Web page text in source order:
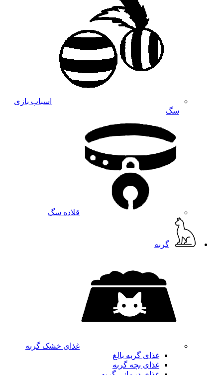
اسباب بازی
سگ
قلاده سگ
گربه
غذای خشک گربه
غذای گربه بالغ
غذای بچه گربه